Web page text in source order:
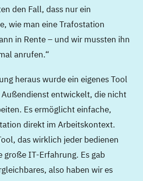
den Fall, dass nur ein
wie man eine Trafostation
in Rente – und wir mussten ihn
anrufen.“
heraus wurde ein eigenes Tool
entwickelt, die nicht
Es ermöglicht einfache,
direkt im Arbeitskontext.
das wirklich jeder bedienen
große IT-Erfahrung. Es gab
also haben wir es